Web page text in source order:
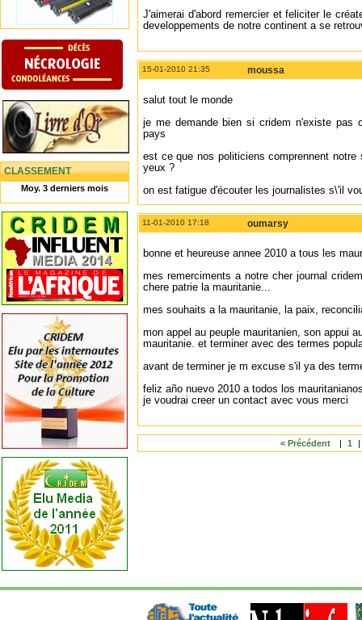
CLASSEMENT
Moy. 3 derniers mois
J'aimerai d'abord remercier et feliciter le
developpements de notre continent a se
15-01-2010 21:35 moussa
salut tout le monde
je me demande bien si cridem n'existe pas
pays
est ce que nos politiciens comprennent
yeux ?
on est fatigue d'écouter les journalistes s\'il
11-01-2010 17:18 oumarsy
bonne et heureuse annee 2010 a tous les
mes remerciments a notre cher journal
chere patrie la mauritanie...
mes souhaits a la mauritanie, la paix,
mon appel au peuple mauritanien, son appui
mauritanie. et terminer avec des termes
avant de terminer je m excuse s'il ya des
feliz año nuevo 2010 a todos los
je voudrai creer un contact avec vous merci
< Précédent | 1